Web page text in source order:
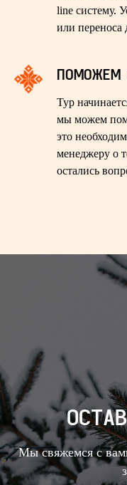
line систему.
или переноса
ПОМОЖЕМ
Тур
мы можем
это
менеджеру о
остались
Мы свяжемся с